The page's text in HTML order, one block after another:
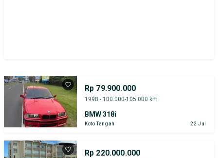
Rp 79.900.000
1998 - 100.000-105.000 km
BMW 318i
Koto Tangah 22 Jul
Rp 220.000.000